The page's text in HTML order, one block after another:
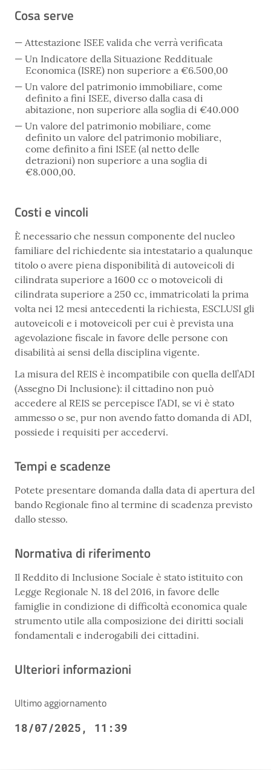
Cosa serve
Attestazione ISEE valida che verrà verificata
Un Indicatore della Situazione Reddituale
Economica (ISRE) non superiore a €6.500,00
Un valore del patrimonio immobiliare, come
definito a fini ISEE, diverso dalla casa di
abitazione, non superiore alla soglia di €40.000
Un valore del patrimonio mobiliare, come
definito un valore del patrimonio mobiliare,
come definito a fini ISEE (al netto delle
detrazioni) non superiore a una soglia di
€8.000,00.
Costi e vincoli
È necessario che nessun componente del nucleo
familiare del richiedente sia intestatario a qualunque
titolo o avere piena disponibilità di autoveicoli di
cilindrata superiore a 1600 cc o motoveicoli di
cilindrata superiore a 250 cc, immatricolati la prima
volta nei 12 mesi antecedenti la richiesta, ESCLUSI gli
autoveicoli e i motoveicoli per cui è prevista una
agevolazione fiscale in favore delle persone con
disabilità ai sensi della disciplina vigente.
La misura del REIS è incompatibile con quella dell’ADI
(Assegno Di Inclusione): il cittadino non può
accedere al REIS se percepisce l’ADI, se vi è stato
ammesso o se, pur non avendo fatto domanda di ADI,
possiede i requisiti per accedervi.
Tempi e scadenze
Potete presentare domanda dalla data di apertura del
bando Regionale fino al termine di scadenza previsto
dallo stesso.
Normativa di riferimento
Il Reddito di Inclusione Sociale è stato istituito con
Legge Regionale N. 18 del 2016, in favore delle
famiglie in condizione di difficoltà economica quale
strumento utile alla composizione dei diritti sociali
fondamentali e inderogabili dei cittadini.
Ulteriori informazioni
Ultimo aggiornamento
18/07/2025, 11:39